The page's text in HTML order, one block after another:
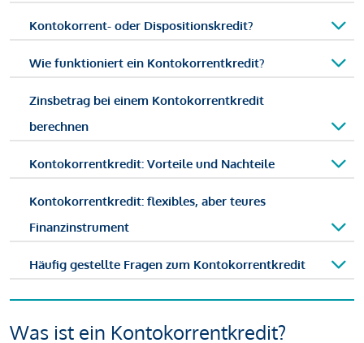
Kontokorrent- oder Dispositionskredit?
Wie funktioniert ein Kontokorrentkredit?
Zinsbetrag bei einem Kontokorrentkredit
berechnen
Kontokorrentkredit: Vorteile und Nachteile
Kontokorrentkredit: flexibles, aber teures
Finanzinstrument
Häufig gestellte Fragen zum Kontokorrentkredit
Was ist ein Kontokorrentkredit?